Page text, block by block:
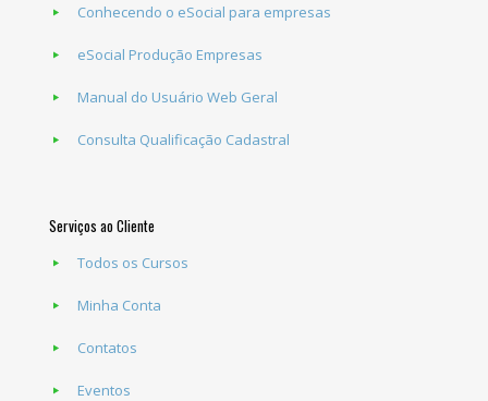
Conhecendo o eSocial para empresas
eSocial Produção Empresas
Manual do Usuário Web Geral
Consulta Qualificação Cadastral
Serviços ao Cliente
Todos os Cursos
Minha Conta
Contatos
Eventos